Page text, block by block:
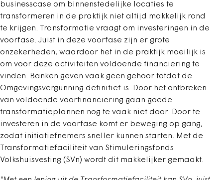
businesscase om binnenstedelijke locaties te
transformeren in de praktijk niet altijd makkelijk rond
te krijgen. Transformatie vraagt om investeringen in de
voorfase. Juist in deze voorfase zijn er grote
onzekerheden, waardoor het in de praktijk moeilijk is
om voor deze activiteiten voldoende financiering te
vinden. Banken geven vaak geen gehoor totdat de
Omgevingsvergunning definitief is. Door het ontbreken
van voldoende voorfinanciering gaan goede
transformatieplannen nog te vaak niet door. Door te
investeren in de voorfase komt er beweging op gang,
zodat initiatiefnemers sneller kunnen starten. Met de
Transformatiefaciliteit van Stimuleringsfonds
Volkshuisvesting (SVn) wordt dit makkelijker gemaakt.